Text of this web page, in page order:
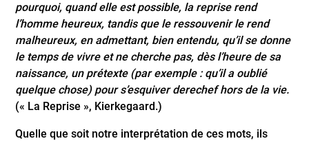
pourquoi, quand elle est possible, la reprise rend
l’homme heureux, tandis que le ressouvenir le rend
malheureux, en admettant, bien entendu, qu’il se donne
le temps de vivre et ne cherche pas, dès l’heure de sa
naissance, un prétexte (par exemple : qu’il a oublié
quelque chose) pour s’esquiver derechef hors de la vie.
(« La Reprise », Kierkegaard.)
Quelle que soit notre interprétation de ces mots, ils